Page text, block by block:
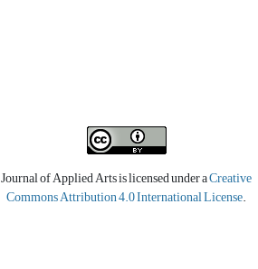
Journal of Applied Arts is licensed under aCreative
Commons Attribution 4.0 International License.